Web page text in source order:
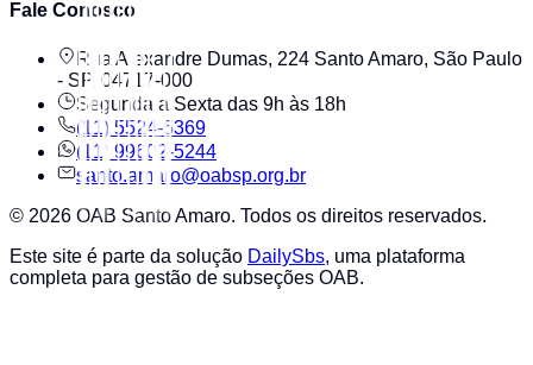
Fale Conosco
Rua Alexandre Dumas, 224 Santo Amaro, São Paulo
- SP, 04717-000
Segunda a Sexta das 9h às 18h
(11) 5524-5369
(11) 99602-5244
santo.amaro@oabsp.org.br
© 2026 OAB Santo Amaro. Todos os direitos reservados.
Este site é parte da solução DailySbs, uma plataforma
completa para gestão de subseções OAB.